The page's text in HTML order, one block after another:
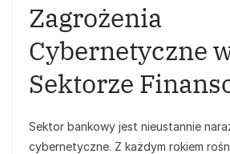
Zagrożenia
Cybernetyczne
Sektorze
Sektor bankowy jest nieustannie
cybernetyczne. Z każdym rokiem